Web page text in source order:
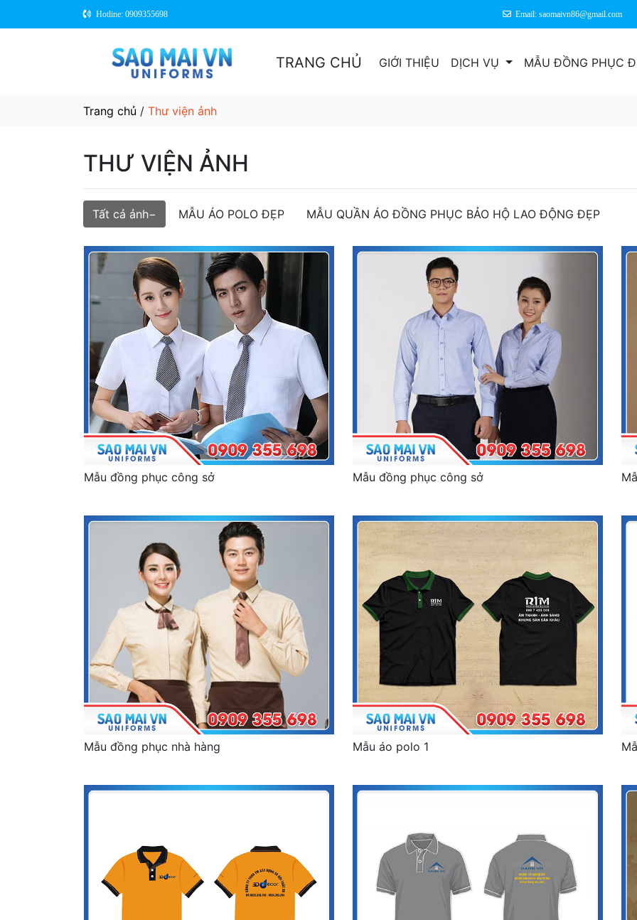
Hotline: 0909355698 Email: saomaivn86@gmail.com
TRANG CHỦ GIỚI THIỆU DỊCH VỤ MẪU ĐỒNG PHỤC
Trang chủ / Thư viện ảnh
THƯ VIỆN ẢNH
Tất cả ảnh MẪU ÁO POLO ĐẸP MẪU QUẦN ÁO ĐỒNG PHỤC BẢO HỘ LAO ĐỘNG ĐẸP
Mẫu đồng phục công sở Mẫu đồng phục công sở
Mẫu đồng phục nhà hàng Mẫu áo polo 1